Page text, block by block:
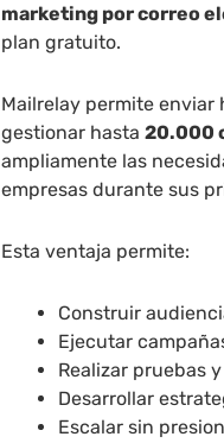
marketing por correo
plan gratuito.
Mailrelay permite enviar
gestionar hasta20.000
ampliamente las
empresas durante sus
Esta ventaja permite:
Construir
Ejecutar
Realizar pruebas
Desarrollar
Escalar sin